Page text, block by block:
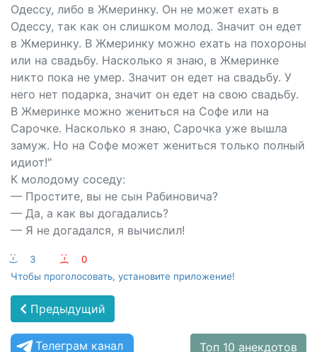
Одессу, либо в Жмеринку. Он не может ехать в
Одессу, так как он слишком молод. Значит он едет
в Жмеринку. В Жмеринку можно ехать на похороны
или на свадьбу. Насколько я знаю, в Жмеринке
никто пока не умер. Значит он едет на свадьбу. У
него нет подарка, значит он едет на свою свадьбу.
В Жмеринке можно жениться на Софе или на
Сарочке. Насколько я знаю, Сарочка уже вышла
замуж. Но на Софе может жениться только полный
идиот!"
К молодому соседу:
— Простите, вы не сын Рабиновича?
— Да, а как вы догадались?
— Я не догадался, я вычислил!
:-) 3 :-(
0
Чтобы проголосовать, установите приложение!
Предыдущий
Телеграм канал Топ 10 анекдотов